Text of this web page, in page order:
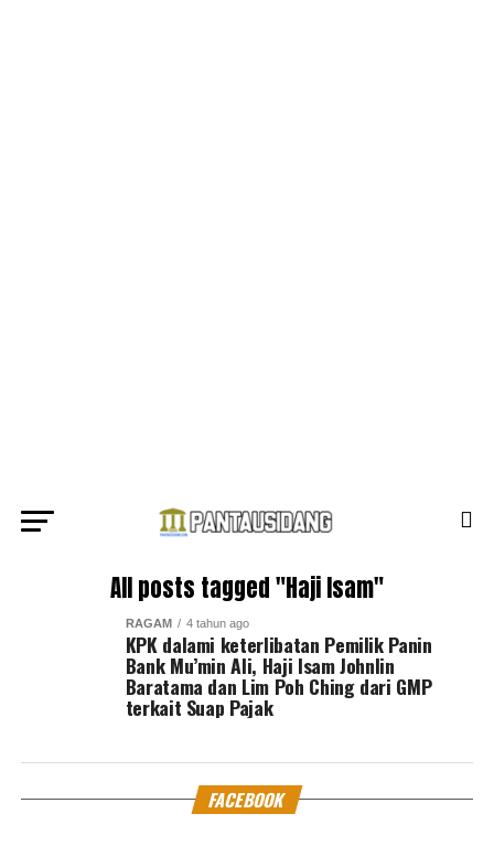
All posts tagged "Haji Isam"
RAGAM 4 tahun ago
KPK dalami keterlibatan Pemilik Panin
Bank Mu’min Ali, Haji Isam Johnlin
Baratama dan Lim Poh Ching dari GMP
terkait Suap Pajak
FACEBOOK